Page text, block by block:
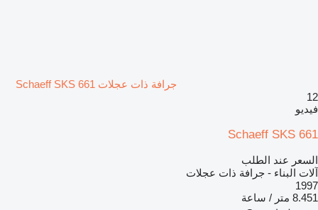
جرافة ذات عجلات Schaeff SKS 661
12
فيديو
Schaeff SKS 661
السعر عند الطلب
آلات البناء - جرافة ذات عجلات
1997
8.451 متر / ساعة